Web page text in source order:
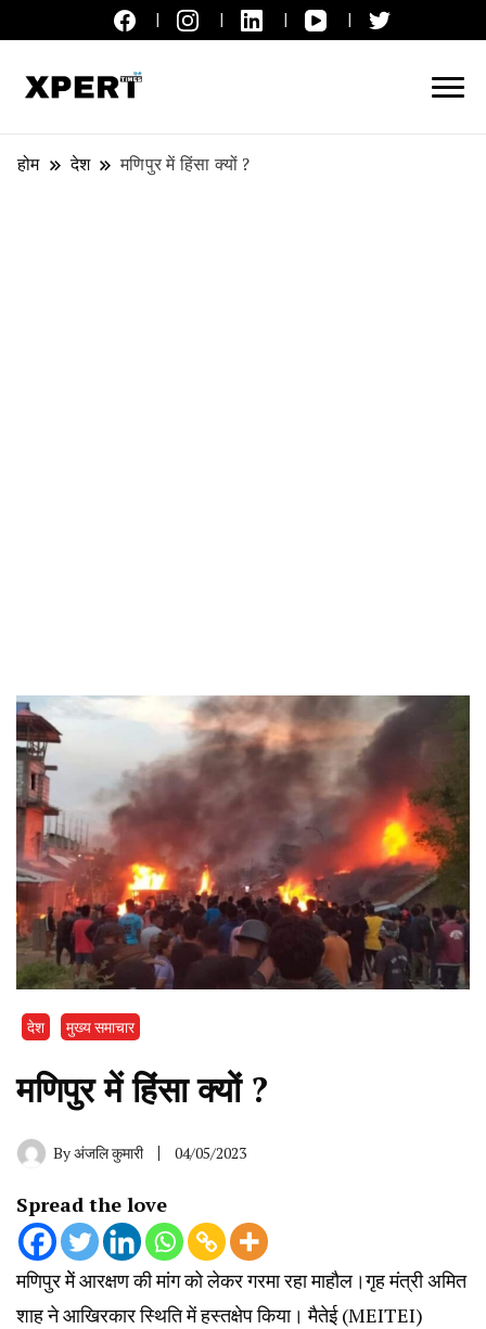
होम देश मणिपुर में हिंसा क्यों ?
देश मुख्य समाचार
मणिपुर में हिंसा क्यों ?
Byअंजलि कुमारी 04/05/2023
Spread the love
मणिपुर मेें आरक्षण की मांग को लेकर गरमा रहा माहौल।गृह मंत्री अमित
शाह ने आखिरकार स्थिति में हस्तक्षेप किया। मैतेई (MEITEI)